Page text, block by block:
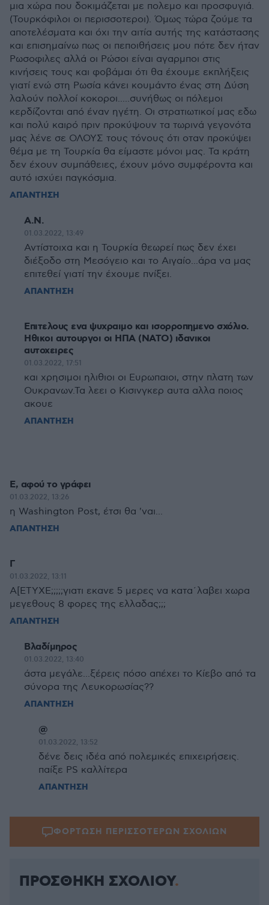
μια χώρα που δοκιμάζεται με πολεμο και προσφυγιά.
(Τουρκόφιλοι οι περισσοτεροι). Όμως τώρα ζούμε τα
αποτελέσματα και όχι την αιτία αυτής της κατάστασης
και επισημαίνω πως οι πεποιθήσεις μου πότε δεν ήταν
Ρωσοφιλες αλλά οι Ρώσοι είναι αγαρμποι στις
κινήσεις τους και φοβάμαι ότι θα έχουμε εκπλήξεις
γιατί ενώ στη Ρωσία κάνει κουμάντο ένας στη Δύση
λαλούν πολλοί κοκοροι.....συνήθως οι πόλεμοι
κερδίζονται από έναν ηγέτη. Οι στρατιωτικοί μας εδω
και πολύ καιρό πριν προκύψουν τα τωρινά γεγονότα
μας λένε σε ΟΛΟΥΣ τους τόνους ότι οταν προκύψει
θέμα με τη Τουρκία θα είμαστε μόνοι μας. Τα κράτη
δεν έχουν συμπάθειες, έχουν μόνο συμφέροντα και
αυτό ισχύει παγκόσμια.
ΑΠΑΝΤΗΣΗ
Α.Ν.
01.03.2022, 13:49
Αντίστοιχα και η Τουρκία θεωρεί πως δεν έχει
διέξοδο στη Μεσόγειο και το Αιγαίο...άρα να μας
επιτεθεί γιατί την έχουμε πνίξει.
ΑΠΑΝΤΗΣΗ
Επιτελους ενα ψυχραιμο και ισορροπημενο σχόλιο.
Ηθικοι αυτουργοι οι ΗΠΑ (ΝΑΤΟ) ιδανικοι
αυτοχειρες
01.03.2022, 17:51
και χρησιμοι ηλιθιοι οι Ευρωπαιοι, στην πλατη των
Ουκρανων.Τα λεει ο Κισινγκερ αυτα αλλα ποιος
ακουε
ΑΠΑΝΤΗΣΗ
Ε, αφού το γράφει
01.03.2022, 13:26
η Washington Post, έτσι θα 'ναι...
ΑΠΑΝΤΗΣΗ
Γ
01.03.2022, 13:11
Α[ΕΤΥΧΕ;;;;;γιατι εκανε 5 μερες να κατα΄λαβει χωρα
μεγεθους 8 φορες της ελλαδας;;;
ΑΠΑΝΤΗΣΗ
Βλαδίμηρος
01.03.2022, 13:40
άστα μεγάλε...ξέρεις πόσο απέχει το Κίεβο από τα
σύνορα της Λευκορωσίας??
ΑΠΑΝΤΗΣΗ
@
01.03.2022, 13:52
δένε δεις ιδέα από πολεμικές επιχειρήσεις.
παίξε PS καλλίτερα
ΑΠΑΝΤΗΣΗ
ΦΟΡΤΩΣΗ ΠΕΡΙΣΣΟΤΕΡΩΝ ΣΧΟΛΙΩΝ
ΠΡΟΣΘΗΚΗ ΣΧΟΛΙΟΥ